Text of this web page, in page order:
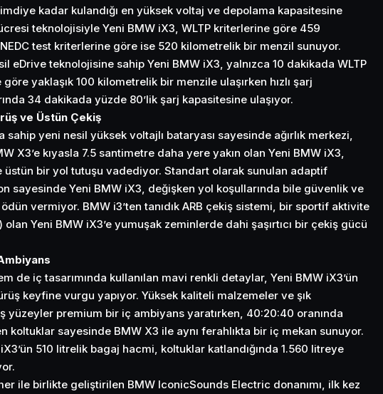
kadar kulandığı en yüksek voltaj ve depolama kapasitesine
teknolojisiyle Yeni BMW iX3, WLTP kriterlerine göre 459
test kriterlerine göre ise 520 kilometrelik bir menzil sunuyor.
eDrive teknolojisine sahip Yeni BMW iX3, yalnızca 10 dakikada WLTP
yaklaşık 100 kilometrelik bir menzile ulaşırken hızlı şarj
34 dakikada yüzde 80’lik şarj kapasitesine ulaşıyor.
ve Üstün Çekiş
sahip yeni nesil yüksek voltajlı bataryası sayesinde ağırlık merkezi,
X3’e kıyasla 7.5 santimetre daha yere yakın olan Yeni BMW iX3,
üstün bir yol tutuşu vadediyor. Standart olarak sunulan adaptif
sayesinde Yeni BMW iX3, değişken yol koşullarında bile güvenlik ve
vermiyor. BMW i3’ten tanıdık ARB çekiş sistemi, bir sportif aktivite
olan Yeni BMW iX3’e yumuşak zeminlerde dahi şaşırtıcı bir çekiş gücü
de iç tasarımında kullanılan mavi renkli detaylar, Yeni BMW iX3’ün
keyfine vurgu yapıyor. Yüksek kaliteli malzemeler ve şık
yüzeyler premium bir iç ambiyans yaratırken, 40:20:40 oranında
koltuklar sayesinde BMW X3 ile aynı ferahlıkta bir iç mekan sunuyor.
510 litrelik bagaj hacmi, koltuklar katlandığında 1.560 litreye
ile birlikte geliştirilen BMW IconicSounds Electric donanımı, ilk kez